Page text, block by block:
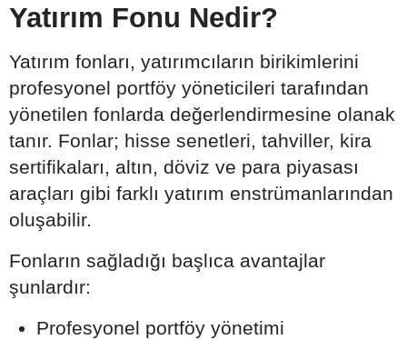
Yatırım Fonu Nedir?
Yatırım fonları, yatırımcıların birikimlerini
profesyonel portföy yöneticileri tarafından
yönetilen fonlarda değerlendirmesine olanak
tanır. Fonlar; hisse senetleri, tahviller, kira
sertifikaları, altın, döviz ve para piyasası
araçları gibi farklı yatırım enstrümanlarından
oluşabilir.
Fonların sağladığı başlıca avantajlar
şunlardır:
Profesyonel portföy yönetimi